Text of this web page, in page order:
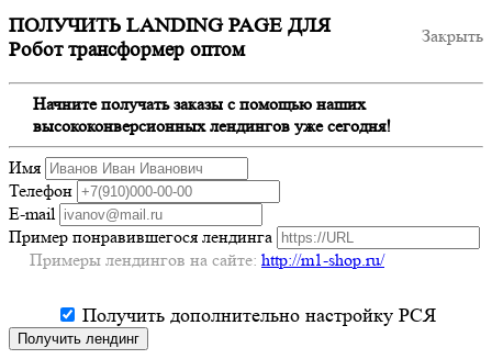
Закрыть
ПОЛУЧИТЬ LANDING PAGE ДЛЯ
Робот трансформер оптом
Начните получать заказы с помощью наших
высококонверсионных лендингов уже сегодня!
Имя
Телефон
E-mail
Пример понравившегося лендинга
Примеры лендингов на сайте: http://m1-shop.ru/
Получить дополнительно настройку РСЯ
Получить лендинг